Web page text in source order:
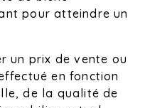
pour atteindre un
un prix de vente ou
en fonction
de la qualité de